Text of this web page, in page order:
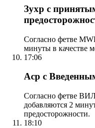
Зухр с
Согласно фетве
минуты в качестве
17:06
Аср с
Согласно фетве
добавляются 2
предосторожности.
18:10